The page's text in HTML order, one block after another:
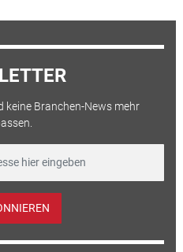
keine Branchen-News mehr